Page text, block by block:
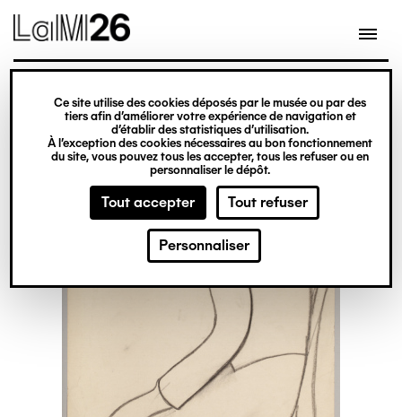
Gestion des cookies
Ce site utilise des cookies déposés par le musée ou par des
tiers afin d’améliorer votre expérience de navigation et
d’établir des statistiques d’utilisation.
À l’exception des cookies nécessaires au bon fonctionnement
du site, vous pouvez tous les accepter, tous les refuser ou en
personnaliser le dépôt.
Tout accepter Tout refuser
Personnaliser
contenu